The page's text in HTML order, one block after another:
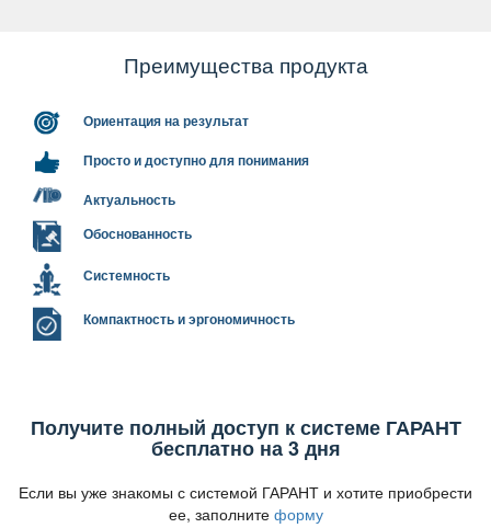
Преимущества продукта
Ориентация на результат
Просто и доступно для понимания
Актуальность
Обоснованность
Системность
Компактность и эргономичность
Получите полный доступ к системе ГАРАНТ
есплатно на 3 дня
Если вы уже знакомы с системой ГАРАНТ и хотите приобрести
ее, заполните форму